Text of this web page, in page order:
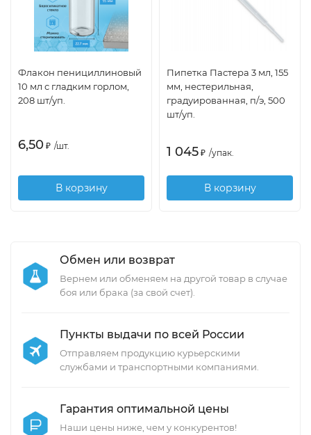
Флакон пенициллиновый
10 мл с гладким горлом,
208 шт/уп.
6,50 ₽ /шт.
В корзину
Пипетка Пастера 3 мл, 155
мм, нестерильная,
градуированная, п/э, 500
шт/уп.
1 045 ₽ /упак.
В корзину
Обмен или возврат
Вернем или обменяем на другой товар в случае
боя или брака (за свой счет).
Пункты выдачи по всей России
Отправляем продукцию курьерскими
службами и транспортными компаниями.
Гарантия оптимальной цены
Наши цены ниже, чем у конкурентов!